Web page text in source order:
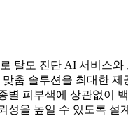
탈모 진단 AI 서비스
춤 솔루션을 최대한
별 피부색에 상관없이
성을 높일 수 있도록